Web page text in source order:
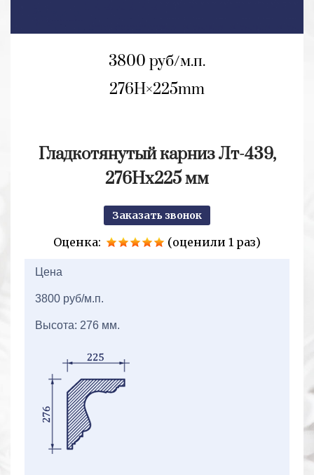
3800 руб/м.п.
276H 225mm
Гладкотянутый карниз Лт-439,
276Hx225 мм
Заказать звонок
Оценка:
(оценили 1 раз)
Цена
3800 руб/м.п.
Высота: 276 мм.